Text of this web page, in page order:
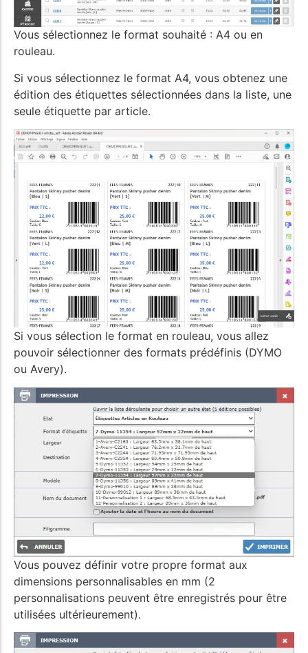
Vous sélectionnez le format souhaité : A4 ou en
rouleau.
Si vous sélectionnez le format A4, vous obtenez une
édition des étiquettes sélectionnées dans la liste, une
seule étiquette par article.
Si vous sélection le format en rouleau, vous allez
pouvoir sélectionner des formats prédéfinis (DYMO
ou Avery).
Vous pouvez définir votre propre format aux
dimensions personnalisables en mm (2
personnalisations peuvent être enregistrés pour être
utilisées ultérieurement).